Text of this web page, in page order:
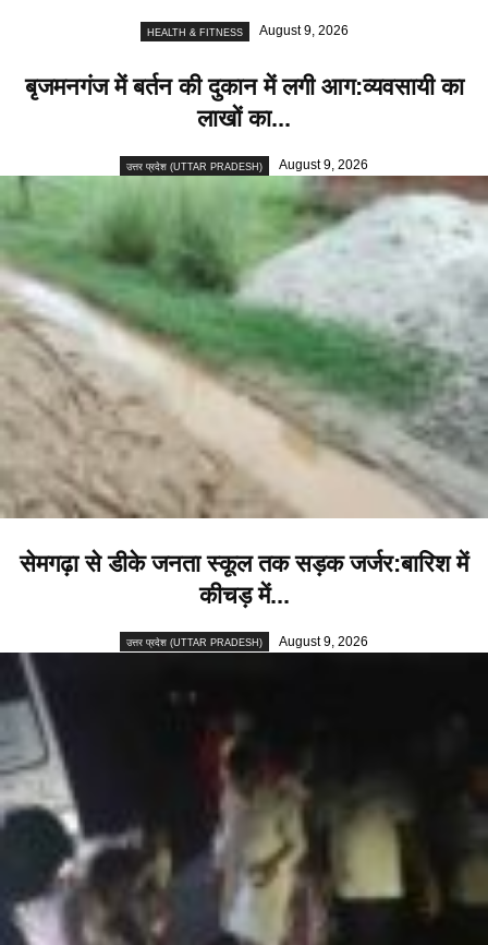
HEALTH & FITNESS August 9, 2026
बृजमनगंज में बर्तन की दुकान में लगी आग:व्यवसायी का
लाखों का...
उत्तर प्रदेश (UTTAR PRADESH) August 9, 2026
सेमगढ़ा से डीके जनता स्कूल तक सड़क जर्जर:बारिश में
कीचड़ में...
उत्तर प्रदेश (UTTAR PRADESH) August 9, 2026